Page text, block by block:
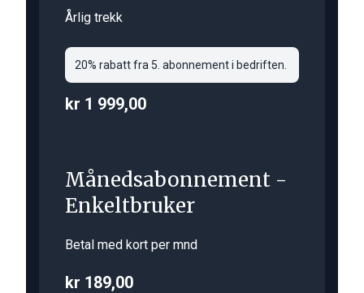
Årlig trekk
20% rabatt fra 5. abonnement i bedriften.
kr 1 999,00
Månedsabonnement -
Enkeltbruker
Betal med kort per mnd
kr 189,00